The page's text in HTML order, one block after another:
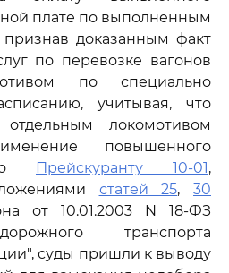
плате по выполненным
признав доказанным факт
по перевозке вагонов
по специально
учитывая, что
локомотивом
повышенного
Прейскуранту 10-01,
статей 25, 30
от 10.01.2003 N 18-ФЗ
транспорта
суды пришли к выводу